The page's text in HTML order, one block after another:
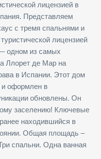
лицензией в
Представляем
с тремя спальнями и
лицензией
одном из самых
Ллорет де Мар на
в Испании. Этот дом
и оформлен в
обновлены. Он
заселению! Ключевые
находившийся в
Общая площадь –
спальни. Одна ванная